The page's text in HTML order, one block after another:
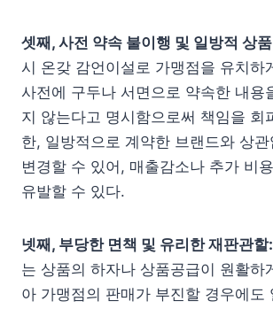
셋째, 사전 약속 불이행 및 일방적 상
시 온갖 감언이설로 가맹점을 유치하
사전에 구두나 서면으로 약속한 내용
지 않는다고 명시함으로써 책임을 회
한, 일방적으로 계약한 브랜드와 상
변경할 수 있어, 매출감소나 추가 비
유발할 수 있다.
넷째, 부당한 면책 및 유리한 재판관할:
는 상품의 하자나 상품공급이 원활하
아 가맹점의 판매가 부진할 경우에도